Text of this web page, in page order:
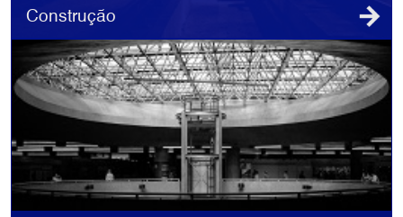
Construção